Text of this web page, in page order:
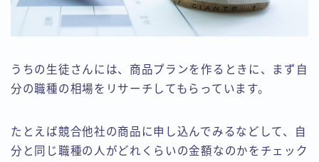
うちの生徒さんには、商品プランを作るときに、まず自
分の職種の相場をリサーチしてもらっています。
たとえば競合他社の商品に申し込んでみるなどして、自
分と同じ職種の人がどれくらいの金額なのかをチェック